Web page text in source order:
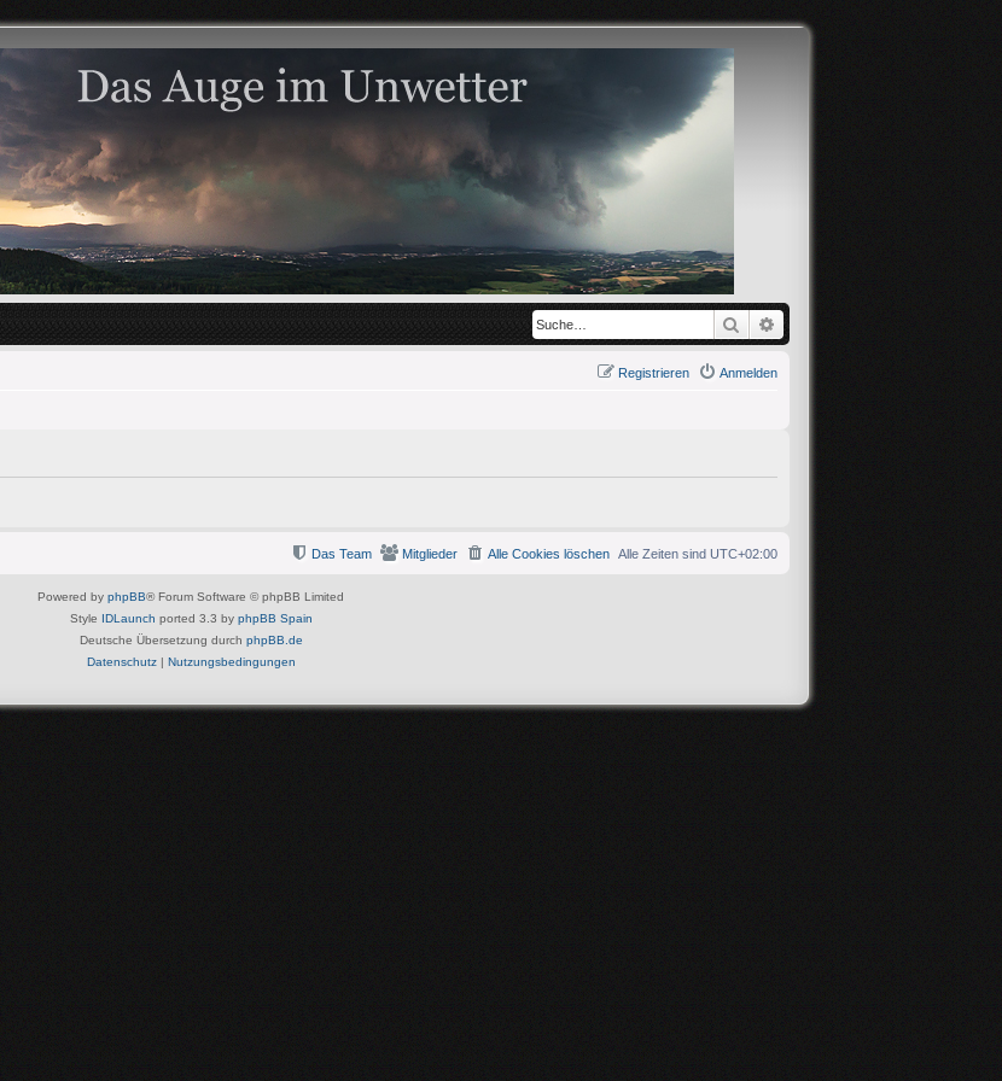
Suche
Anmelden
Registrieren
Alle Zeiten sind UTC+02:00
Alle Cookies löschen
Mitglieder
Das Team
Powered by phpBB® Forum Software © phpBB Limited
Style IDLaunch ported 3.3 by phpBB Spain
Deutsche Übersetzung durch phpBB.de
Datenschutz| Nutzungsbedingungen